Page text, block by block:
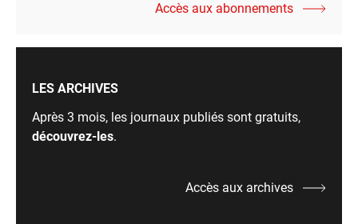
Accès aux abonnements
LES ARCHIVES
Après 3 mois, les journaux publiés sont gratuits,
découvrez-les.
Accès aux archives